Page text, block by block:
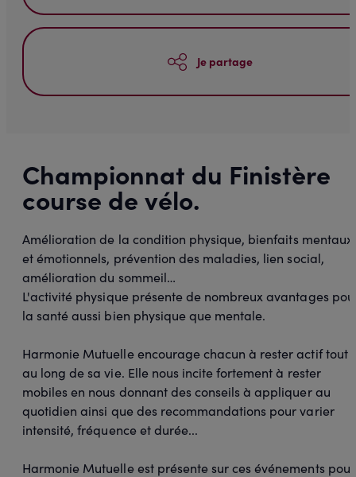
Je partage
Championnat du Finistère
course de vélo.
Amélioration de la condition physique, bienfaits mentaux
et émotionnels, prévention des maladies, lien social,
amélioration du sommeil…
L'activité physique présente de nombreux avantages
la santé aussi bien physique que mentale.
Harmonie Mutuelle encourage chacun à rester actif tout
au long de sa vie. Elle nous incite fortement à rester
mobiles en nous donnant des conseils à appliquer au
quotidien ainsi que des recommandations pour varier
intensité, fréquence et durée...
Harmonie Mutuelle est présente sur ces événements pour